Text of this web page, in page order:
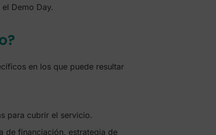
Demo Day.
en los que puede resultar
para cubrir el servicio.
de financiación, estrategia de